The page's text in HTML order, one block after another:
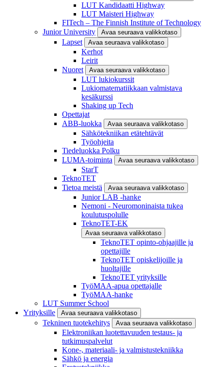
LUT Kandidaatti Highway
LUT Maisteri Highway
FITech – The Finnish Institute of Technology
Junior University
Avaa seuraava valikkotaso
Lapset Avaa seuraava valikkotaso
Kerhot
Leirit
Nuoret
Avaa seuraava valikkotaso
LUT lukiokurssit
Lukiomatematiikkaan valmistava
kesäkurssi
Shaking up Tech
Opettajat
ABB-luokka
Avaa seuraava valikkotaso
Sähkötekniikan etätehtävät
Työohjeita
Tiedeluokka Polku
LUMA-toiminta
Avaa seuraava valikkotaso
StarT
TeknoTET
Tietoa meistä
Avaa seuraava valikkotaso
Junior LAB -hanke
Nemoni - Neuromoninaista tukea
koulutuspolulle
TeknoTET-EK
Avaa seuraava valikkotaso
TeknoTET opinto-ohjaajille ja
opettajille
TeknoTET opiskelijoille ja
huoltajille
TeknoTET yrityksille
TyöMAA-apua opettajalle
TyöMAA-hanke
LUT Summer School
Yrityksille
Avaa seuraava valikkotaso
Tekninen tuotekehitys Avaa seuraava valikkotaso
Elektroniikan luotettavuuden testaus- ja
tutkimuspalvelut
Kone-, materiaali- ja valmistustekniikka
Sähkö ja energia